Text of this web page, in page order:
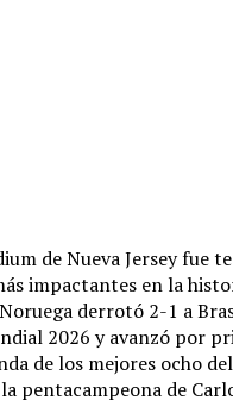
de Nueva Jersey fue
impactantes en la
Noruega derrotó 2-1 a
2026 y avanzó por
de los mejores ocho
pentacampeona de